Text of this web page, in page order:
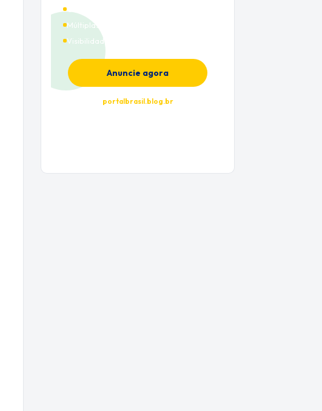
Cobertura nacional
Múltiplas categorias
Visibilidade premium
Anuncie agora
portalbrasil.blog.br